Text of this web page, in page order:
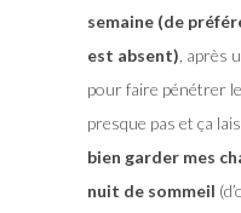
semaine (de
est absent), après
pour faire pénétrer
presque pas et ça
bien garder mes
nuit de sommeil